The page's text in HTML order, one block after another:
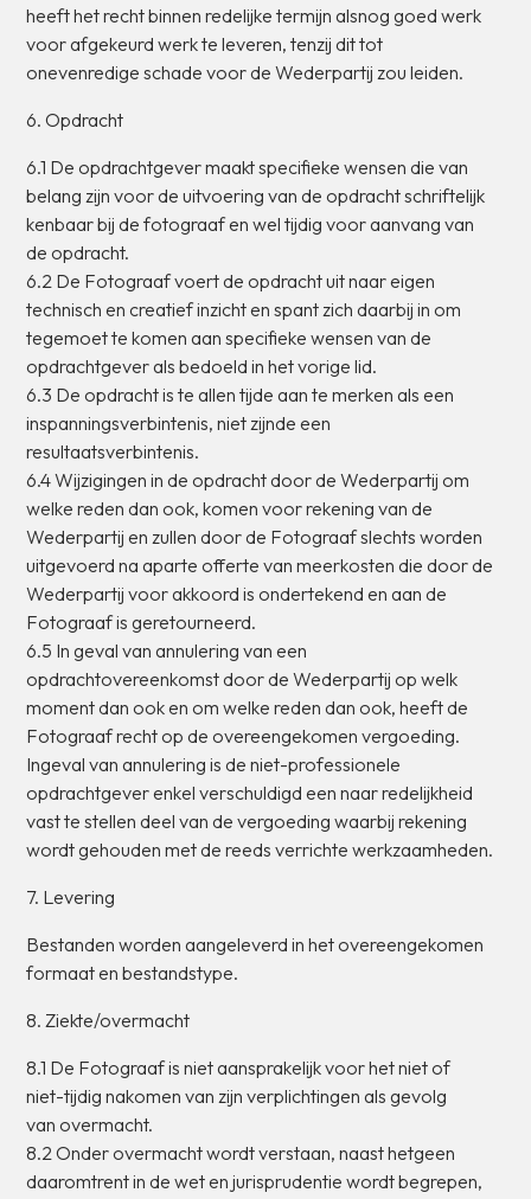
heefthetrechtbinnen redelijke termijn alsnog goed werk
voorafgekeurd werkte leveren, tenzij dittot
onevenredige schade voor de Wederpartij zou leiden.
6. Opdracht
6.1 De opdrachtgevermaaktspecifieke wensen die van
belang zijn voor de uitvoering van de opdrachtschriftelijk
kenbaarbij de fotograafen wel tijdig vooraanvang van
de opdracht.
6.2 De Fotograafvoert de opdrachtuitnaareigen
technisch en creatiefinzichten spantzich daarbij in om
tegemoette komen aan specifieke wensen van de
opdrachtgeverals bedoeld in hetvorige lid.
6.3 De opdrachtis te allen tijde aan te merken als een
inspanningsverbintenis, nietzijnde een
resultaatsverbintenis.
6.4Wijzigingen in de opdracht door de Wederpartij om
welke reden dan ook, komen voorrekening van de
Wederpartij en zullen door de Fotograafslechts worden
uitgevoerd na aparte offerte van meerkosten die door de
Wederpartij voorakkoord is ondertekend en aan de
Fotograafis geretourneerd.
6.5 In geval van annulering van een
opdrachtovereenkomst door de Wederpartij op welk
moment dan ooken om welke reden dan ook, heeft de
Fotograafrecht op de overeengekomen vergoeding.
Ingeval van annulering is de niet-professionele
opdrachtgeverenkel verschuldigd een naarredelijkheid
vastte stellen deel van de vergoeding waarbij rekening
wordtgehouden met de reeds verrichte werkzaamheden.
7. Levering
Bestanden worden aangeleverd in het overeengekomen
formaaten bestandstype.
8. Ziekte/overmacht
8.1 De Fotograafis nietaansprakelijkvoorhetniet of
niet-tijdig nakomen van zijn verplichtingen als gevolg
van overmacht.
8.2Onder overmachtwordtverstaan, naasthetgeen
daaromtrentin de weten jurisprudentie wordtbegrepen,